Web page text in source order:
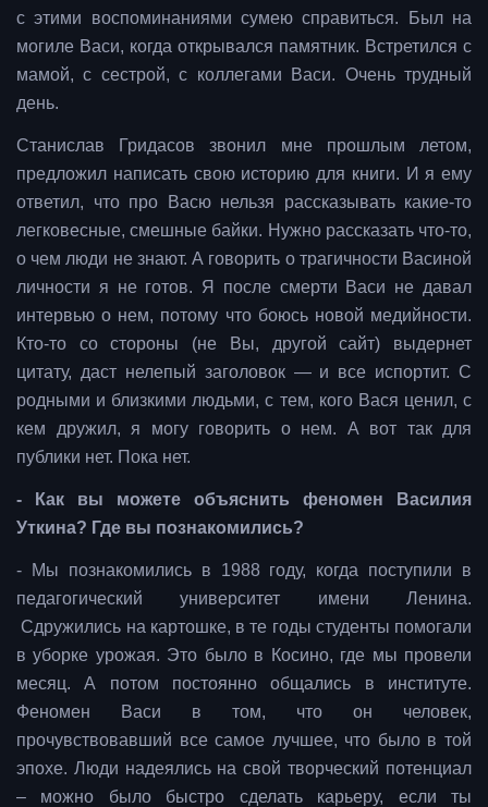
с этими воспоминаниями сумею справиться. Был на
могиле Васи, когда открывался памятник. Встретился с
мамой, с сестрой, с коллегами Васи. Очень трудный
день.
Станислав Гридасов звонил мне прошлым летом,
предложил написать свою историю для книги. И я ему
ответил, что про Васю нельзя рассказывать какие-то
легковесные, смешные байки. Нужно рассказать что-то,
о чем люди не знают. А говорить о трагичности Васиной
личности я не готов. Я после смерти Васи не давал
интервью о нем, потому что боюсь новой медийности.
Кто-то со стороны (не Вы, другой сайт) выдернет
цитату, даст нелепый заголовок — и все испортит. С
родными и близкими людьми, с тем, кого Вася ценил, с
кем дружил, я могу говорить о нем. А вот так для
публики нет. Пока нет.
- Как вы можете объяснить феномен Василия
Уткина? Где вы познакомились?
- Мы познакомились в 1988 году, когда поступили в
педагогический университет имени Ленина.
Сдружились на картошке, в те годы студенты помогали
в уборке урожая. Это было в Косино, где мы провели
месяц. А потом постоянно общались в институте.
Феномен Васи в том, что он человек,
прочувствовавший все самое лучшее, что было в той
эпохе. Люди надеялись на свой творческий потенциал
– можно было быстро сделать карьеру, если ты